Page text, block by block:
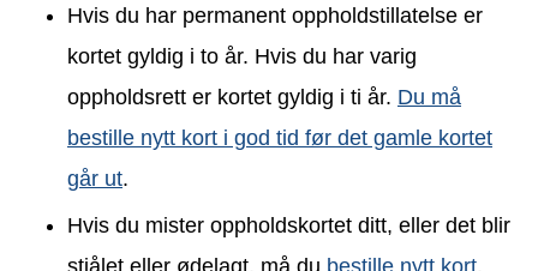
Hvis du har permanent oppholdstillatelse er
kortet gyldig i to år. Hvis du har varig
oppholdsrett er kortet gyldig i ti år. Du må
bestille nytt kort i god tid før det gamle kortet
går ut.
Hvis du mister oppholdskortet ditt, eller det blir
stjålet eller ødelagt, må du bestille nytt kort.